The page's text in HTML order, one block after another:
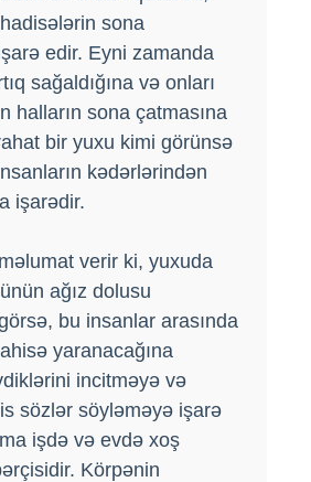
sona
edir. Eyni zamanda
sağaldığına və onları
halların sona çatmasına
bir yuxu kimi görünsə
kədərlərindən
işarədir.
məlumat verir ki, yuxuda
ağız dolusu
bu insanlar arasında
yaranacağına
incitməyə və
sözlər söyləməyə işarə
işdə və evdə xoş
Körpənin